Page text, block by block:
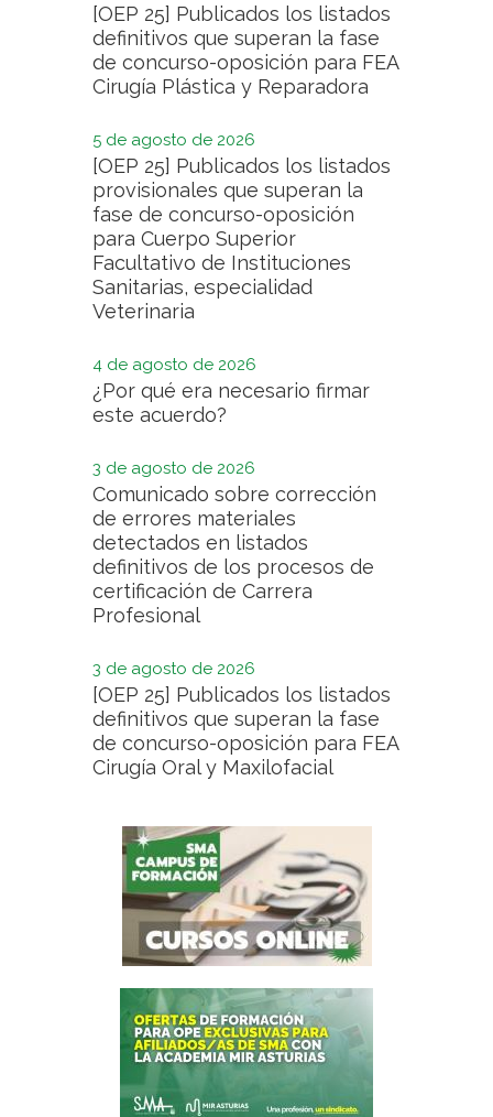
[OEP 25] Publicados los listados
definitivos que superan la fase
de concurso-oposición para FEA
Cirugía Plástica y Reparadora
5 de agosto de 2026
[OEP 25] Publicados los listados
provisionales que superan la
fase de concurso-oposición
para Cuerpo Superior
Facultativo de Instituciones
Sanitarias, especialidad
Veterinaria
4 de agosto de 2026
¿Por qué era necesario firmar
este acuerdo?
3 de agosto de 2026
Comunicado sobre corrección
de errores materiales
detectados en listados
definitivos de los procesos de
certificación de Carrera
Profesional
3 de agosto de 2026
[OEP 25] Publicados los listados
definitivos que superan la fase
de concurso-oposición para FEA
Cirugía Oral y Maxilofacial